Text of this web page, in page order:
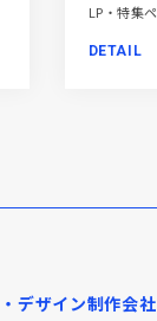
DETAIL
デザイン制作会社